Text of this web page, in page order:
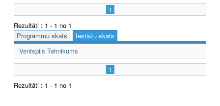
1
Rezultāti : 1 - 1 no 1
Programmu skats
Iestāžu skats
Ventspils Tehnikums
1
Rezultāti : 1 - 1 no 1